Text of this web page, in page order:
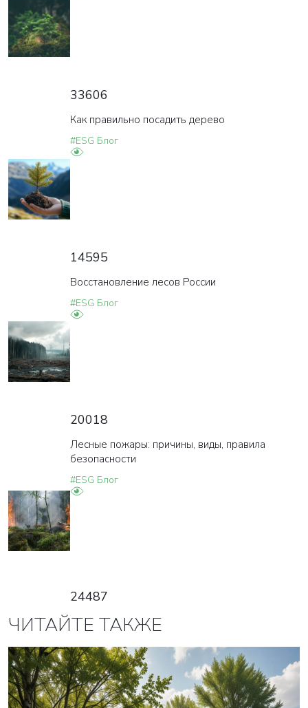
33606
Как правильно посадить дерево
#ESG Блог
14595
Восстановление лесов России
#ESG Блог
20018
Лесные пожары: причины, виды, правила
безопасности
#ESG Блог
24487
ЧИТАЙТЕ ТАКЖЕ